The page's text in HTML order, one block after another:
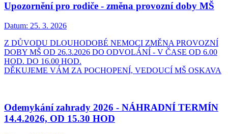
Upozornění pro rodiče - změna provozní doby MŠ
Datum: 25. 3. 2026
Z DŮVODU DLOUHODOBÉ NEMOCI ZMĚNA PROVOZNÍ
DOBY MŠ OD 26.3.2026 DO ODVOLÁNÍ - V ČASE OD 6.00
HOD. DO 16.00 HOD.
DĚKUJEME VÁM ZA POCHOPENÍ, VEDOUCÍ MŠ OSKAVA
Odemykání zahrady 2026 - NÁHRADNÍ TERMÍN
14.4.2026, OD 15.30 HOD